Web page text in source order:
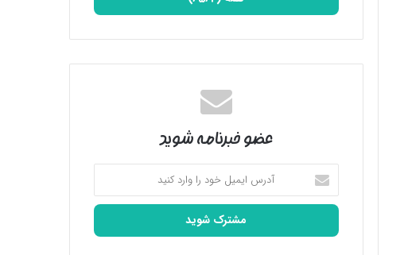
عضو خبرنامه شوید
آدرس
ایمیل
خود
وارد